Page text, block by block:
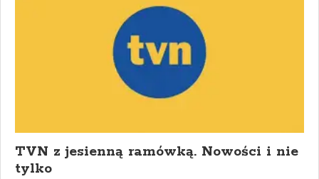
TVN z jesienną ramówką. Nowości i nie
tylko